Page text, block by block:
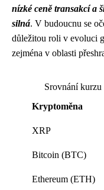
nízké ceně transakcí a
silná. V budoucnu se
důležitou roli v evoluci
zejména v oblasti
Srovnání
Kryptoměna
XRP
Bitcoin (BTC)
Ethereum (ETH)